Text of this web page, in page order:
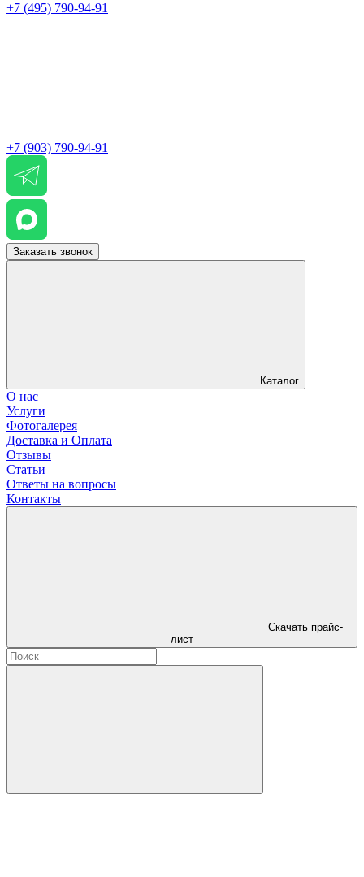
+7 (495) 790-94-91
+7 (903) 790-94-91
Заказать звонок
Каталог
О нас
Услуги
Фотогалерея
Доставка и Оплата
Отзывы
Статьи
Ответы на вопросы
Контакты
Скачать прайс-
лист